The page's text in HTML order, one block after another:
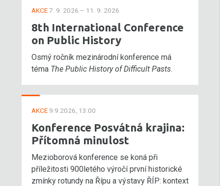
AKCE7. 9. 2026 – 11. 9. 2026
8th International Conference
on Public History
Osmý ročník mezinárodní konference má
téma The Public History of Difficult Pasts.
AKCE 9.9.2026, 13:00
Konference Posvátná krajina:
Přítomná minulost
Mezioborová konference se koná při
příležitosti 900letého výročí první historické
zmínky rotundy na Řípu a výstavy ŘÍP: kontext